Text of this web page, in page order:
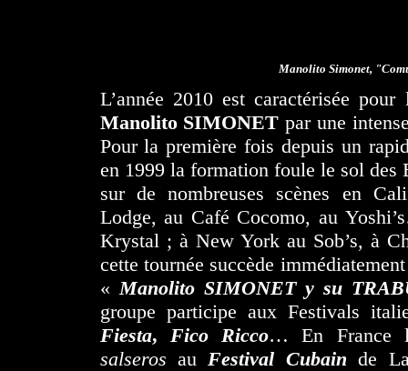
Manolito Simonet,
L’année 2010 est caractérisée
Manolito SIMONET par une
Pour la première fois depuis un
en 1999 la formation foule le sol des
sur de nombreuses scènes en
Lodge, au Café Cocomo, au
Krystal ; à New York au Sob’s, à
cette tournée succède
«Manolito SIMONET y su
groupe participe aux Festivals
Fiesta, Fico Ricco… En France
salseros auFestival Cubain de